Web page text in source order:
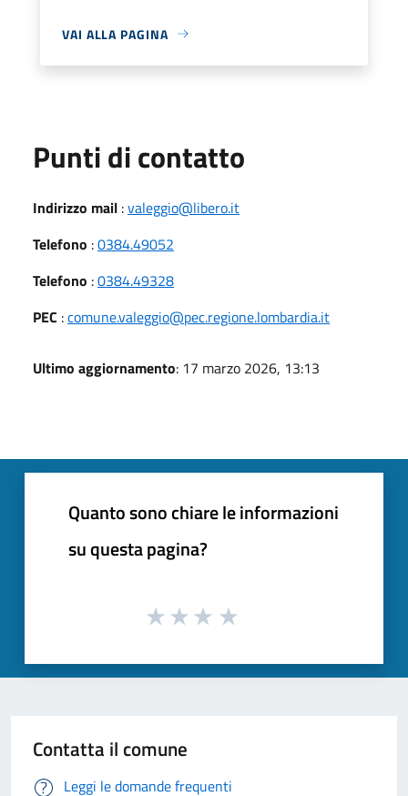
VAI ALLA PAGINA
Punti di contatto
Indirizzo mail :valeggio@libero.it
Telefono :0384.49052
Telefono :0384.49328
PEC :comune.valeggio@pec.regione.lombardia.it
Ultimo aggiornamento: 17 marzo 2026, 13:13
Quanto sono chiare le informazioni
su questa pagina?
Contatta il comune
Leggi le domande frequenti